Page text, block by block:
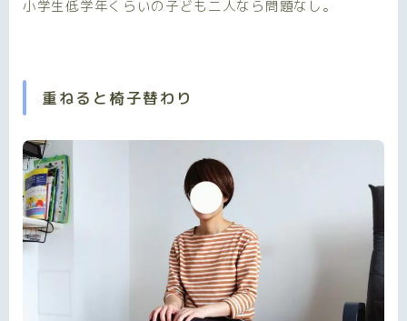
小学生低学年くらいの子ども二人なら問題なし。
重ねると椅子替わり